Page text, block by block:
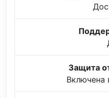
Защита
Включена